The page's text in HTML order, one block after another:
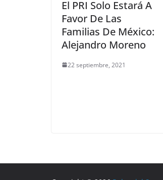
El PRI Solo Estará A
Favor De Las
Familias De México:
Alejandro Moreno
22 septiembre, 2021